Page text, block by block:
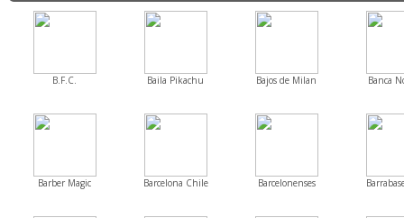
B.F.C. Baila Pikachu Bajos de Milan Banca
Barber Magic Barcelona Chile Barcelonenses